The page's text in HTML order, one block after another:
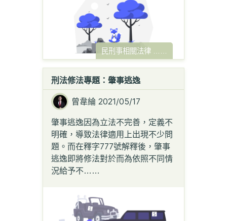
民刑事相關法律
刑法修法專題：肇事逃逸
曾韋綸2021/05/17
肇事逃逸因為立法不完善，定義不
明確，導致法律適用上出現不少問
題。而在釋字777號解釋後，肇事
逃逸即將修法對於而為依照不同情
況給予不……